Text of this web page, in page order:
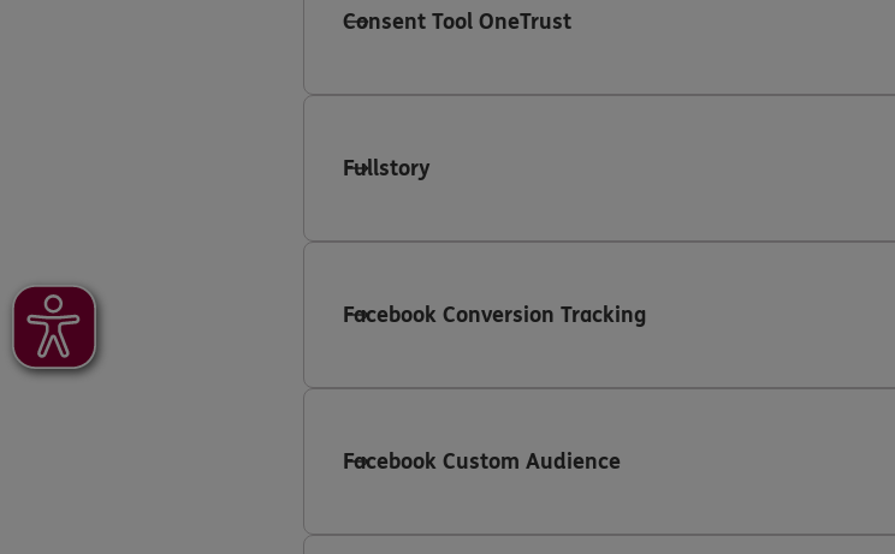
Consent Tool OneTrust
Fullstory
Facebook Conversion Tracking
Facebook Custom Audience